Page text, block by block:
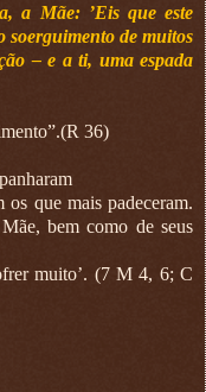
a Mãe: ’Eis que este
soerguimento de muitos
– e a ti, uma espada
36)
que mais padeceram.
bem como de seus
muito’. (7 M 4, 6; C